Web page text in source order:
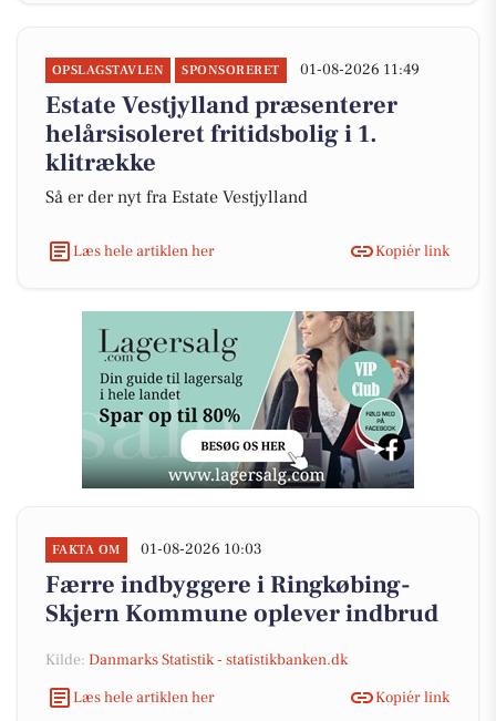
OPSLAGSTAVLEN SPONSORERET 01-08-2026 11:49
Estate Vestjylland præsenterer
helårsisoleret fritidsbolig i 1.
klitrække
Så er der nyt fra Estate Vestjylland
Læs hele artiklen her Kopiér link
FAKTA OM 01-08-2026 10:03
Færre indbyggere i Ringkøbing-
Skjern Kommune oplever indbrud
Kilde: Danmarks Statistik - statistikbanken.dk
Læs hele artiklen her
Kopiér link